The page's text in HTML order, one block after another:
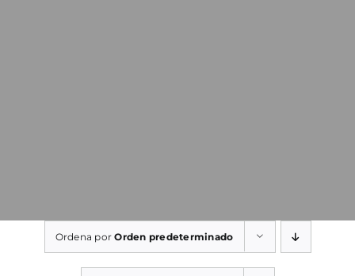
Ordena porOrden predeterminado